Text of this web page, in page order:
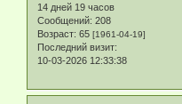
14 дней 19 часов
Сообщений: 208
Возраст: 65 [1961-04-19]
Последний визит:
10-03-2026 12:33:38